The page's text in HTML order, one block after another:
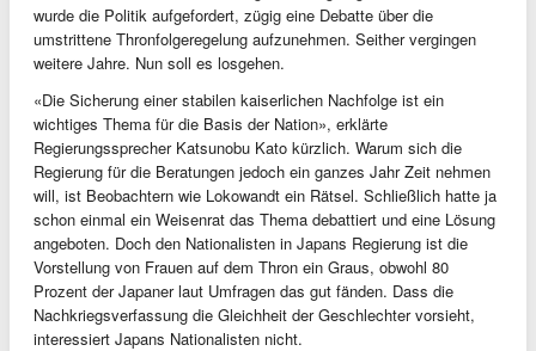
wurde die Politik aufgefordert, zügig eine Debatte über die
umstrittene Thronfolgeregelung aufzunehmen. Seither vergingen
weitere Jahre. Nun soll es losgehen.
«Die Sicherung einer stabilen kaiserlichen Nachfolge ist ein
wichtiges Thema für die Basis der Nation», erklärte
Regierungssprecher Katsunobu Kato kürzlich. Warum sich die
Regierung für die Beratungen jedoch ein ganzes Jahr Zeit nehmen
will, ist Beobachtern wie Lokowandt ein Rätsel. Schließlich hatte ja
schon einmal ein Weisenrat das Thema debattiert und eine Lösung
angeboten. Doch den Nationalisten in Japans Regierung ist die
Vorstellung von Frauen auf dem Thron ein Graus, obwohl 80
Prozent der Japaner laut Umfragen das gut fänden. Dass die
Nachkriegsverfassung die Gleichheit der Geschlechter vorsieht,
interessiert Japans Nationalisten nicht.